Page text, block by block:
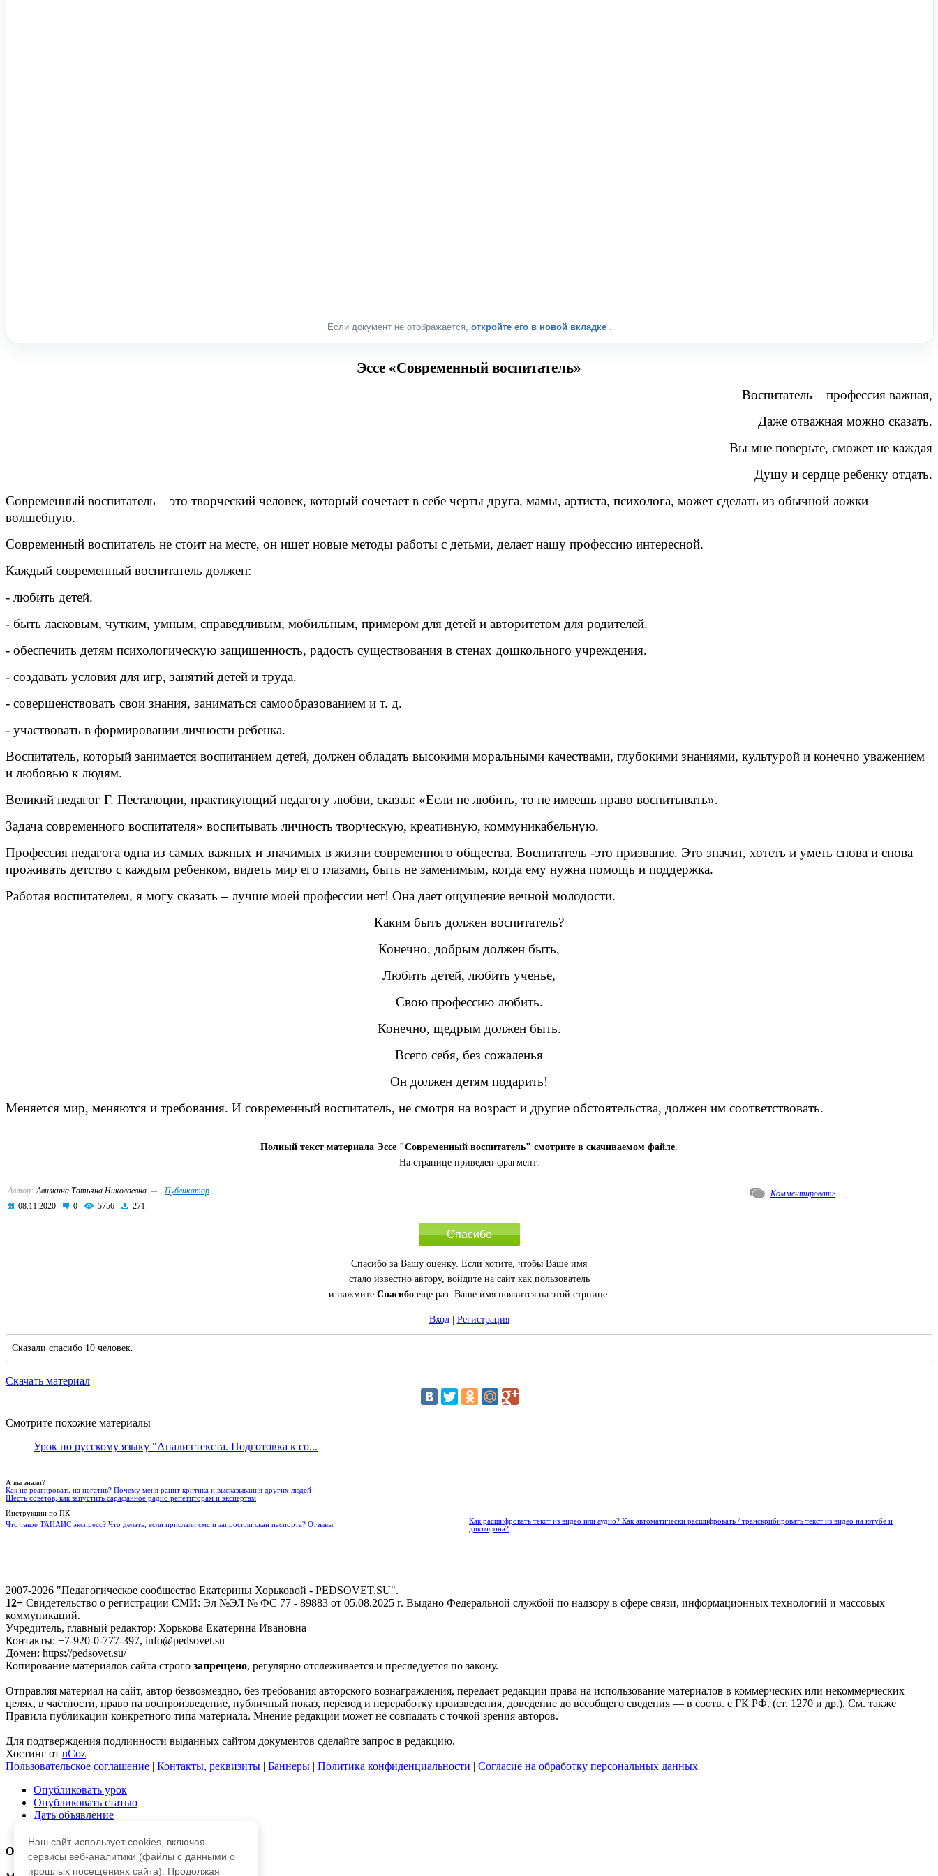
Если документ не отображается, откройте его в новой вкладке
Эссе «Современный воспитатель»
Воспитатель – профессия важная,
Даже отважная можно сказать.
Вы мне поверьте, сможет не каждая
Душу и сердце ребенку отдать.
Современный воспитатель – это творческий человек, который сочетает в себе черты друга, мамы, артиста, психолога, может сделать из обычной ложки
волшебную.
Современный воспитатель не стоит на месте, он ищет новые методы работы с детьми, делает нашу профессию интересной.
Каждый современный воспитатель должен:
- любить детей.
- быть ласковым, чутким, умным, справедливым, мобильным, примером для детей и авторитетом для родителей.
- обеспечить детям психологическую защищенность, радость существования в стенах дошкольного учреждения.
- создавать условия для игр, занятий детей и труда.
- совершенствовать свои знания, заниматься самообразованием и т. д.
- участвовать в формировании личности ребенка.
Воспитатель, который занимается воспитанием детей, должен обладать высокими моральными качествами, глубокими знаниями, культурой и конечно уважением
и любовью к людям.
Великий педагог Г. Песталоции, практикующий педагогу любви, сказал: «Если не любить, то не имеешь право воспитывать».
Задача современного воспитателя» воспитывать личность творческую, креативную, коммуникабельную.
Профессия педагога одна из самых важных и значимых в жизни современного общества. Воспитатель -это призвание. Это значит, хотеть и уметь снова и снова
проживать детство с каждым ребенком, видеть мир его глазами, быть не заменимым, когда ему нужна помощь и поддержка.
Работая воспитателем, я могу сказать – лучше моей профессии нет! Она дает ощущение вечной молодости.
Каким быть должен воспитатель?
Конечно, добрым должен быть,
Любить детей, любить ученье,
Свою профессию любить.
Конечно, щедрым должен быть.
Всего себя, без сожаленья
Он должен детям подарить!
Меняется мир, меняются и требования. И современный воспитатель, не смотря на возраст и другие обстоятельства, должен им соответствовать.
Полный текст материала Эссе "Современный воспитатель" смотрите в скачиваемом файле.
На странице приведен фрагмент.
Автор: Авилкина Татьяна Николаевна →
Публикатор
08.11.2020
0 5756 271
Комментировать
Спасибо
Спасибо за Вашу оценку. Если хотите, чтобы Ваше имя
стало известно автору, войдите на сайт как пользователь
и нажмите Спасибоеще раз. Ваше имя появится на этой стрнице.
Вход| Регистрация
Сказали спасибо 10 человек.
Скачать материал
Смотрите похожие материалы
Урок по русскому языку "Анализ текста. Подготовка к со...
А вы знали?
Как не реагировать на негатив? Почему меня ранит критика и высказывания других людей
Шесть советов, как запустить сарафанное радио репетиторам и экспертам
Инструкции по ПК
Что такое ТАНАИС экспресс? Что делать, если прислали смс и запросили скан паспорта? Отзывы
Как расшифровать текст из видео или аудио? Как автоматически расшифровать / транскрибировать текст из видео на ютубе и
диктофона?
2007-2026 "Педагогическое сообщество Екатерины Хорьковой - PEDSOVET.SU".
12+ Свидетельство о регистрации СМИ: Эл №ЭЛ № ФС 77 - 89883 от 05.08.2025 г. Выдано Федеральной службой по надзору в сфере связи, информационных технологий и массовых
коммуникаций.
Учредитель, главный редактор: Хорькова Екатерина Ивановна
Контакты: +7-920-0-777-397, info@pedsovet.su
Домен: https://pedsovet.su/
Копирование материалов сайта строго запрещено, регулярно отслеживается и преследуется по закону.
Отправляя материал на сайт, автор безвозмездно, без требования авторского вознаграждения, передает редакции права на использование материалов в коммерческих или некоммерческих
целях, в частности, право на воспроизведение, публичный показ, перевод и переработку произведения, доведение до всеобщего сведения — в соотв. с ГК РФ. (ст. 1270 и др.). См. также
Правила публикации конкретного типа материала. Мнение редакции может не совпадать с точкой зрения авторов.
Для подтверждения подлинности выданных сайтом документов сделайте запрос в редакцию.
Хостинг от uCoz
Пользовательское соглашение | Контакты, реквизиты | Баннеры | Политика конфиденциальности | Согласие на обработку персональных данных
Опубликовать урок
Опубликовать статью
Дать объявление
О работе с сайтом
Наш сайт использует cookies, включая
сервисы веб-аналитики (файлы с данными о
прошлых посещениях сайта). Продолжая